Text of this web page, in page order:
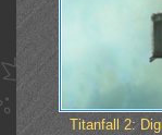
Titanfall 2: